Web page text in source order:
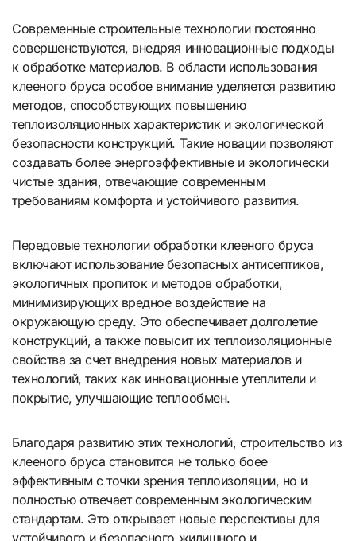
Современные строительные технологии постоянно
совершенствуются, внедряя инновационные подходы
к обработке материалов. В области использования
клееного бруса особое внимание уделяется развитию
методов, способствующих повышению
теплоизоляционных характеристик и экологической
безопасности конструкций. Такие новации позволяют
создавать более энергоэффективные и экологически
чистые здания, отвечающие современным
требованиям комфорта и устойчивого развития.
Передовые технологии обработки клееного бруса
включают использование безопасных антисептиков,
экологичных пропиток и методов обработки,
минимизирующих вредное воздействие на
окружающую среду. Это обеспечивает долголетие
конструкций, а также повысит их теплоизоляционные
свойства за счет внедрения новых материалов и
технологий, таких как инновационные утеплители и
покрытие, улучшающие теплообмен.
Благодаря развитию этих технологий, строительство из
клееного бруса становится не только боее
эффективным с точки зрения теплоизоляции, но и
полностью отвечает современным экологическим
стандартам. Это открывает новые перспективы для